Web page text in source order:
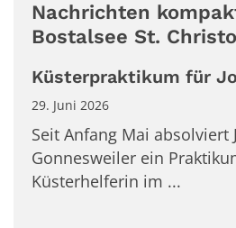
Nachrichten
Bostalsee St.
Küsterpraktikum für
29. Juni 2026
Seit Anfang Mai absolviert
Gonnesweiler ein
Küsterhelferin im ...